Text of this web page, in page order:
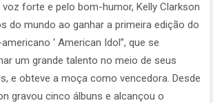
forte e pelo bom-humor, Kelly Clarkson
do mundo ao ganhar a primeira edição do
‘ American Idol”, que se
um grande talento no meio de seus
e obteve a moça como vencedora. Desde
gravou cinco álbuns e alcançou o